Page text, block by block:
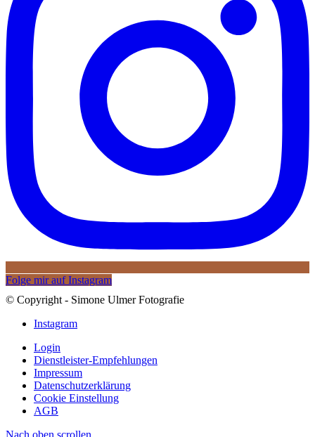
Folge mir auf Instagram
© Copyright - Simone Ulmer Fotografie
Instagram
Login
Dienstleister-Empfehlungen
Impressum
Datenschutzerklärung
Cookie Einstellung
AGB